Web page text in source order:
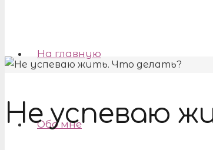
На главную
Обо мне
Не успеваю